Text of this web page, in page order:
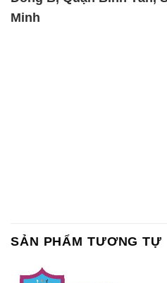
Minh
SẢN PHẨM TƯƠNG TỰ